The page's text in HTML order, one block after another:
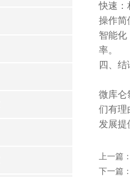
快速：
操作简
智能化
率。
四、结
微库仑
们有理
发展提
上一篇
下一篇